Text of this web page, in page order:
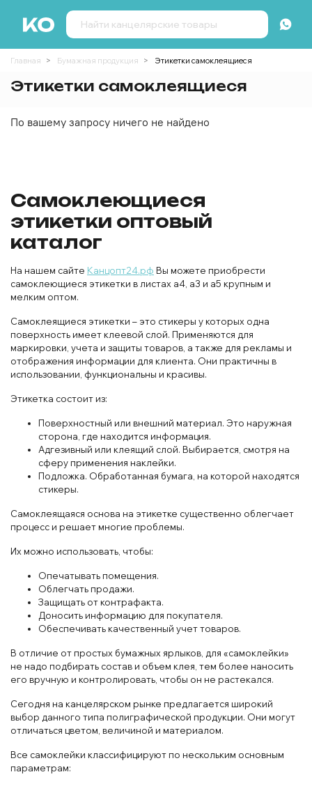
Главная Бумажная продукция Этикетки самоклеящиеся
Этикетки самоклеящиеся
По вашему запросу ничего не найдено
Самоклеющиеся
этикетки оптовый
каталог
На нашем сайте Канцопт24.рф Вы можете приобрести
самоклеющиеся этикетки в листах а4, а3 и а5 крупным и
мелким оптом.
Самоклеящиеся этикетки – это стикеры у которых одна
поверхность имеет клеевой слой. Применяются для
маркировки, учета и защиты товаров, а также для рекламы и
отображения информации для клиента. Они практичны в
использовании, функциональны и красивы.
Этикетка состоит из:
Поверхностный или внешний материал. Это наружная
сторона, где находится информация.
Адгезивный или клеящий слой. Выбирается, смотря на
сферу применения наклейки.
Подложка. Обработанная бумага, на которой находятся
стикеры.
Самоклеящаяся основа на этикетке существенно облегчает
процесс и решает многие проблемы.
Их можно использовать, чтобы:
Опечатывать помещения.
Облегчать продажи.
Защищать от контрафакта.
Доносить информацию для покупателя.
Обеспечивать качественный учет товаров.
В отличие от простых бумажных ярлыков, для «самоклейки»
не надо подбирать состав и объем клея, тем более наносить
его вручную и контролировать, чтобы он не растекался.
Сегодня на канцелярском рынке предлагается широкий
выбор данного типа полиграфической продукции. Они могут
отличаться цветом, величиной и материалом.
Все самоклейки классифицируют по нескольким основным
параметрам: